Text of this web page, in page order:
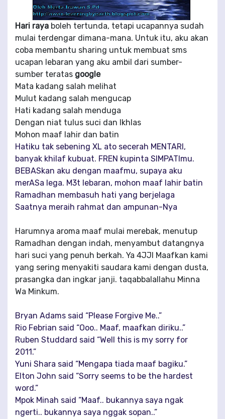
Hari raya boleh tertunda, tetapi ucapannya sudah
mulai terdengar dimana-mana. Untuk itu, aku akan
coba membantu sharing untuk membuat sms
ucapan lebaran yang aku ambil dari sumber-
sumber teratas google
Mata kadang salah melihat
Mulut kadang salah mengucap
Hati kadang salah menduga
Dengan niat tulus suci dan Ikhlas
Mohon maaf lahir dan batin
Hatiku tak sebening XL ato secerah MENTARI,
banyak khilaf kubuat. FREN kupinta SIMPATImu.
BEBASkan aku dengan maafmu, supaya aku
merASa lega. M3t lebaran, mohon maaf lahir batin
Ramadhan membasuh hati yang berjelaga
Saatnya meraih rahmat dan ampunan-Nya
Harumnya aroma maaf mulai merebak, menutup
Ramadhan dengan indah, menyambut datangnya
hari suci yang penuh berkah. Ya 4JJI Maafkan kami
yang sering menyakiti saudara kami dengan dusta,
prasangka dan ingkar janji. taqabbalallahu Minna
Wa Minkum.
Bryan Adams said “Please Forgive Me..”
Rio Febrian said “Ooo.. Maaf, maafkan diriku..”
Ruben Studdard said “Well this is my sorry for
2011.”
Yuni Shara said “Mengapa tiada maaf bagiku.”
Elton John said “Sorry seems to be the hardest
word.”
Mpok Minah said “Maaf.. bukannya saya ngak
ngerti.. bukannya saya nggak sopan..”